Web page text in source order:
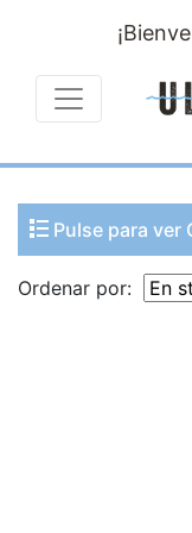
Pulse para ver
Ordenar por: